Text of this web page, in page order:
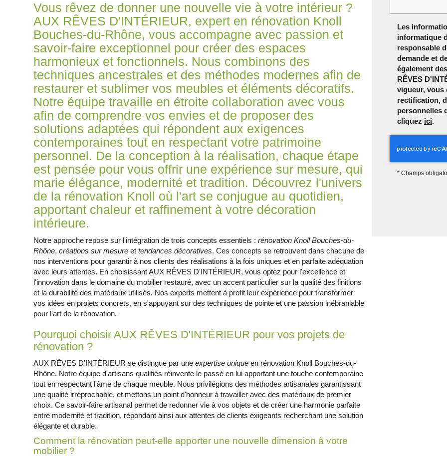
Vous rêvez de donner une nouvelle vie à votre intérieur ?
AUX RÊVES D'INTÉRIEUR, expert en rénovation Knoll
Bouches-du-Rhône, vous accompagne avec passion et
savoir-faire exceptionnel pour créer des espaces
harmonieux et fonctionnels. Nous combinons des
techniques ancestrales et des méthodes modernes afin de
restaurer et sublimer vos meubles et éléments décoratifs.
Notre équipe travaille en étroite collaboration avec vous
afin de comprendre vos envies et de proposer des
solutions adaptées qui répondent aux exigences
contemporaines tout en respectant votre patrimoine
personnel. De la conception à la réalisation, chaque étape
est pensée pour vous offrir une expérience sur mesure, qui
marie élégance, modernité et tradition. Découvrez l'univers
de la rénovation Knoll où l'art se conjugue au quotidien,
apportant chaleur et raffinement à votre décoration
intérieure.
Notre approche repose sur l'intégration de trois concepts essentiels :rénovation Knoll Bouches-du-
Rhône,créations sur mesure ettendances décoratives. Ces concepts se retrouvent dans chacune de
nos interventions pour garantir à nos clients des réalisations à la fois uniques et en parfaite adéquation
avec leurs attentes. En choisissant AUX RÊVES D'INTÉRIEUR, vous optez pour l'excellence et
l'innovation dans le domaine du mobilier restauré, avec un accent particulier sur la qualité des finitions
et la durabilité des matériaux utilisés. Nos experts mettent à profit leur expérience pour transformer
vos idées en projets concrets, en s'appuyant sur des techniques de pointe et une passion inébranlable
pour l'art de la rénovation.
Pourquoi choisir AUX RÊVES D'INTÉRIEUR pour vos projets de
rénovation ?
AUX RÊVES D'INTÉRIEUR se distingue par uneexpertise unique en rénovation Knoll Bouches-du-
Rhône. Notre équipe d'artisans qualifiés réinvente le passé en lui apportant une touche contemporaine
tout en respectant l'âme de chaque meuble. Nous privilégions des méthodes artisanales garantissant
une qualité irréprochable, et mettons un point d'honneur à travailler avec des matériaux de premier
choix. Ce savoir-faire artisanal permet de redonner vie à vos objets et de créer une harmonie parfaite
entre modernité et tradition, répondant ainsi aux attentes de clients exigeants recherchant une solution
élégante et durable.
Comment la rénovation peut-elle apporter une nouvelle dimension à votre
mobilier ?
Les
informatique
responsable
demande et
également
RÊVES
vigueur, vous
rectification,
personnelles
cliquez ici.
* Champs